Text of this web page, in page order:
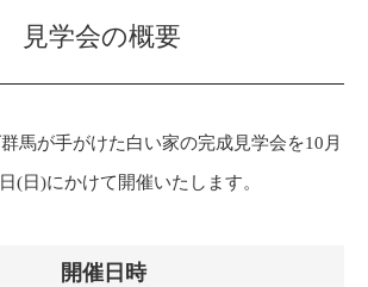
見学会の概要
馬が手がけた白い家の完成見学会を10月
(日)にかけて開催いたします。
開催日時